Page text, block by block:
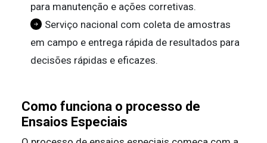
para manutenção e ações corretivas.
Serviço nacional com coleta de amostras
em campo e entrega rápida de resultados para
decisões rápidas e eficazes.
Como funciona o processo de
Ensaios Especiais